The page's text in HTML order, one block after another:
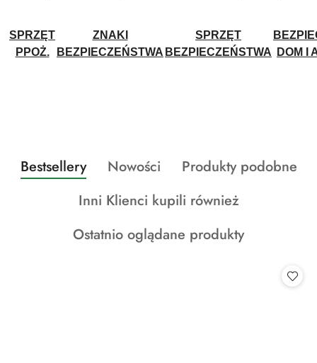
SPRZĘT
PPOŻ.
ZNAKI
BEZPIECZEŃSTWA
SPRZĘT
BEZPIECZEŃSTWA
DOM I
Pomiń karuzelę produktów
Produkty
o
Bestsellery
Produkty
statusie:
Nowości
Produkty
statusie:
Produkty podobne
Produkty
statusie:
Inni Klienci kupili również
Produkty
Ostatnio oglądane produkty